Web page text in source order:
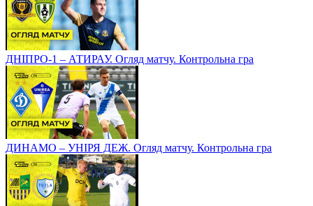
ДНІПРО-1 – АТИРАУ. Огляд матчу. Контрольна гра
ДИНАМО – УНІРЯ ДЕЖ. Огляд матчу. Контрольна гра